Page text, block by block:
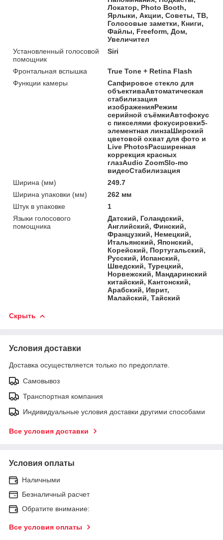
Локатор, Photo Booth,
Ярлыки, Акции, Советы, ТВ,
Голосовые заметки, Книги,
Файлы, Freeform, Дом,
Увеличител
Установленный голосовой
помощник
Siri
Фронтальная вспышка
True Tone + Retina Flash
Функции камеры
Сапфировое стекло для
объективаАвтоматическая
стабилизация
изображенияРежим
серийной съёмкиАвтофокус
с пикселями фокусировки5-
элементная линзаШирокий
цветовой охват для фото и
Live PhotosРасширенная
коррекция красных
глазAudio ZoomSlo-mo
видеоСтабилизация
Ширина (мм)
249.7
Ширина упаковки (мм)
262 мм
Штук в упаковке
1
Языки голосового
помощника
Датский, Голандский,
Английский, Финский,
Французкий, Немецкий,
Итальянский, Японский,
Корейский, Португальский,
Русский, Испанский,
Шведский, Турецкий,
Норвежский, Мандаринский
китайский, Кантонский,
Арабский, Иврит,
Малайский, Тайский
Скрыть
Условия доставки
Доставка осуществляется только по предоплате.
Самовывоз
Транспортная компания
Индивидуальные условия доставки другими способами
Все условия доставки
Условия оплаты
Наличными
Безналичный расчет
Обратите внимание:
Все условия оплаты